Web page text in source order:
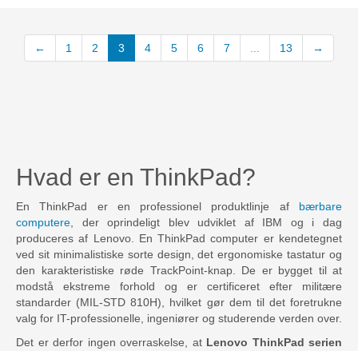
← 1 2 3 (current)
4 5 6 7 ... 13 →
Hvad er en ThinkPad?
En ThinkPad er en professionel produktlinje af bærbare
computere, der oprindeligt blev udviklet af IBM og i dag
produceres af Lenovo. En ThinkPad computer er kendetegnet
ved sit minimalistiske sorte design, det ergonomiske tastatur og
den karakteristiske røde TrackPoint-knap. De er bygget til at
modstå ekstreme forhold og er certificeret efter militære
standarder (MIL-STD 810H), hvilket gør dem til det foretrukne
valg for IT-professionelle, ingeniører og studerende verden over.
Det er derfor ingen overraskelse, at Lenovo ThinkPad serien